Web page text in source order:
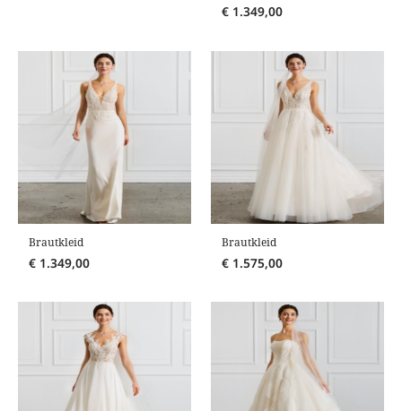
€ 1.349,00
Brautkleid
€ 1.349,00
Brautkleid
€ 1.575,00